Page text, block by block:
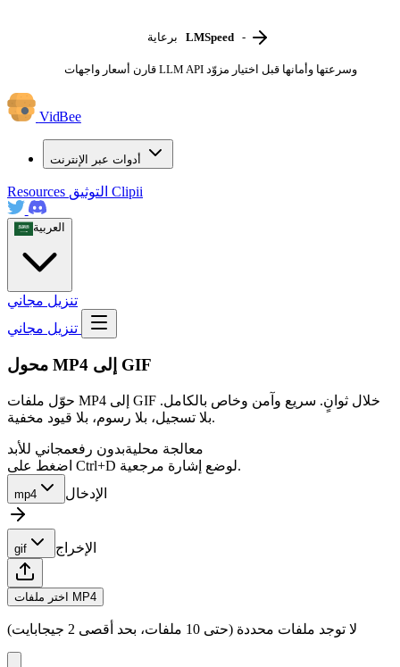
برعاية LMSpeed -
قارن أسعار واجهات LLM API وسرعتها وأمانها قبل اختيار مزوّد
VidBee
أدوات عبر الإنترنت
Resources Clipii
العربية
تنزيل مجاني
محول MP4 إلى GIF
حوّل ملفات MP4 إلى GIF خلال ثوانٍ. سريع وآمن وخاص بالكامل.
بلا تسجيل، بلا رسوم، بلا قيود مخفية.
معالجة محليةبدون رفعمجاني للأبد
اضغط على Ctrl+D لوضع إشارة مرجعية.
mp4 الإدخال
gif الإخراج
اختر ملفات MP4
لا توجد ملفات محددة (حتى 10 ملفات، بحد أقصى 2 جيجابايت)